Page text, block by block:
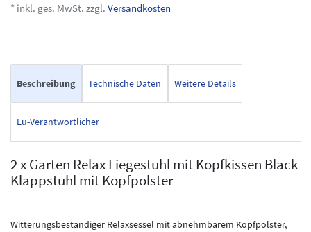
* inkl. ges. MwSt. zzgl. Versandkosten
Beschreibung Technische Daten Weitere Details
Eu-Verantwortlicher
2 x Garten Relax Liegestuhl mit Kopfkissen Black
Klappstuhl mit Kopfpolster
Witterungsbeständiger Relaxsessel mit abnehmbarem Kopfpolster,